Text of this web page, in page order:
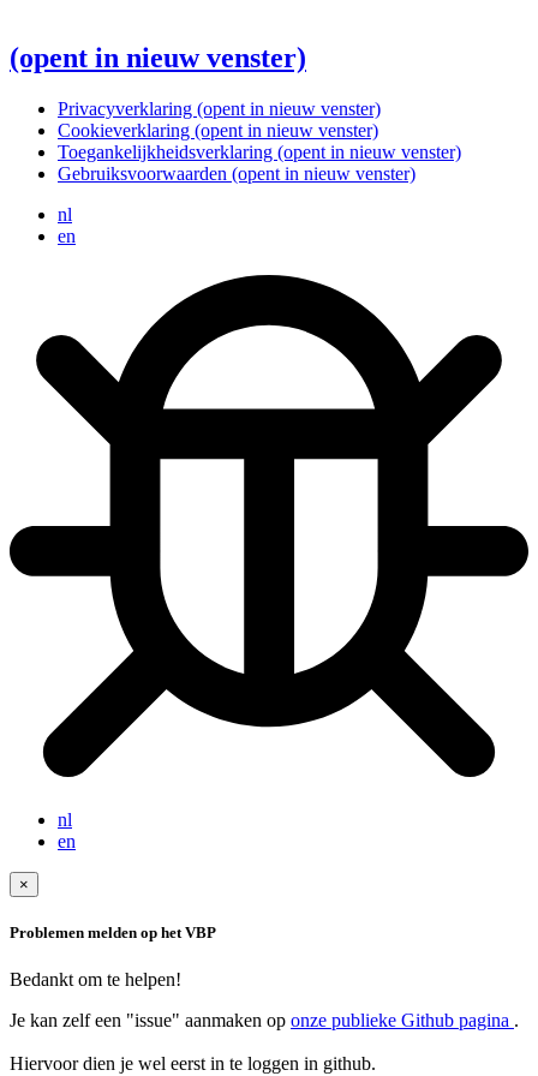
(opent in nieuw venster)
Privacyverklaring (opent in nieuw venster)
Cookieverklaring (opent in nieuw venster)
Toegankelijkheidsverklaring (opent in nieuw venster)
Gebruiksvoorwaarden (opent in nieuw venster)
nl
en
nl
en
×
Problemen melden op het VBP
Bedankt om te helpen!
Je kan zelf een "issue" aanmaken op onze publieke Github pagina .
Hiervoor dien je wel eerst in te loggen in github.